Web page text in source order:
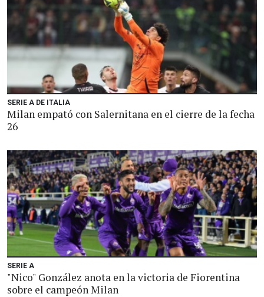
SERIE A DE ITALIA
Milan empató con Salernitana en el cierre de la fecha
26
SERIE A
"Nico" González anota en la victoria de Fiorentina
sobre el campeón Milan